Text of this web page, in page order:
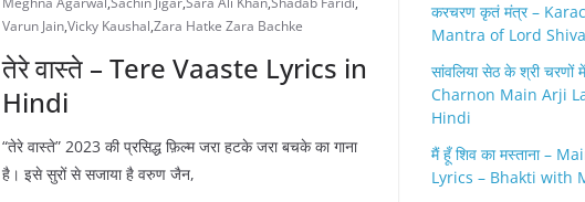
Varun Jain,Vicky Kaushal,Zara Hatke Zara Bachke
तेरे वास्ते – Tere Vaaste Lyrics in
Hindi
“तेरे वास्ते” 2023 की प्रसिद्ध फ़िल्म जरा हटके जरा बचके का गाना
है। इसे सुरों से सजाया है वरुण जैन,
करचरण कृतं मंत्र –
Mantra of Lord Shiva
सांवलिया सेठ के श्री
Charnon Main Arji
Hindi
मैं हूँ शिव का मस्ताना –
Lyrics – Bhakti with